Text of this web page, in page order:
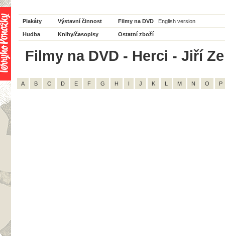
Plakáty Výstavní činnost Filmy na DVD English version
Hudba Knihy/časopisy Ostatní zboží
Filmy na DVD - Herci - Jiří
A B C D E F G H I J K L M N O P